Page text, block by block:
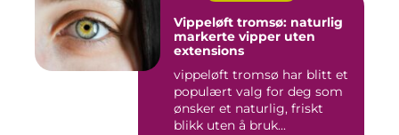
Vippeløft tromsø: naturlig
markerte vipper uten
extensions
vippeløft tromsø har blitt et
populært valg for deg som
ønsker et naturlig, friskt
blikk uten å bruk...